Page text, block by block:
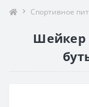
Спортивное
Шейкер